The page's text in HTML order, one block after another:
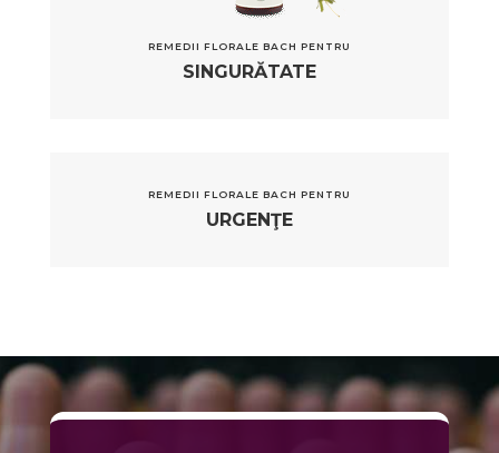
REMEDII FLORALE BACH PENTRU
SINGURĂTATE
REMEDII FLORALE BACH PENTRU
URGENŢE